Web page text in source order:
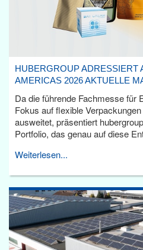
HUBERGROUP ADRESSIERT
AMERICAS 2026 AKTUELLE
Da die führende Fachmesse für
Fokus auf flexible
ausweitet, präsentiert
Portfolio, das genau auf diese
Weiterlesen...